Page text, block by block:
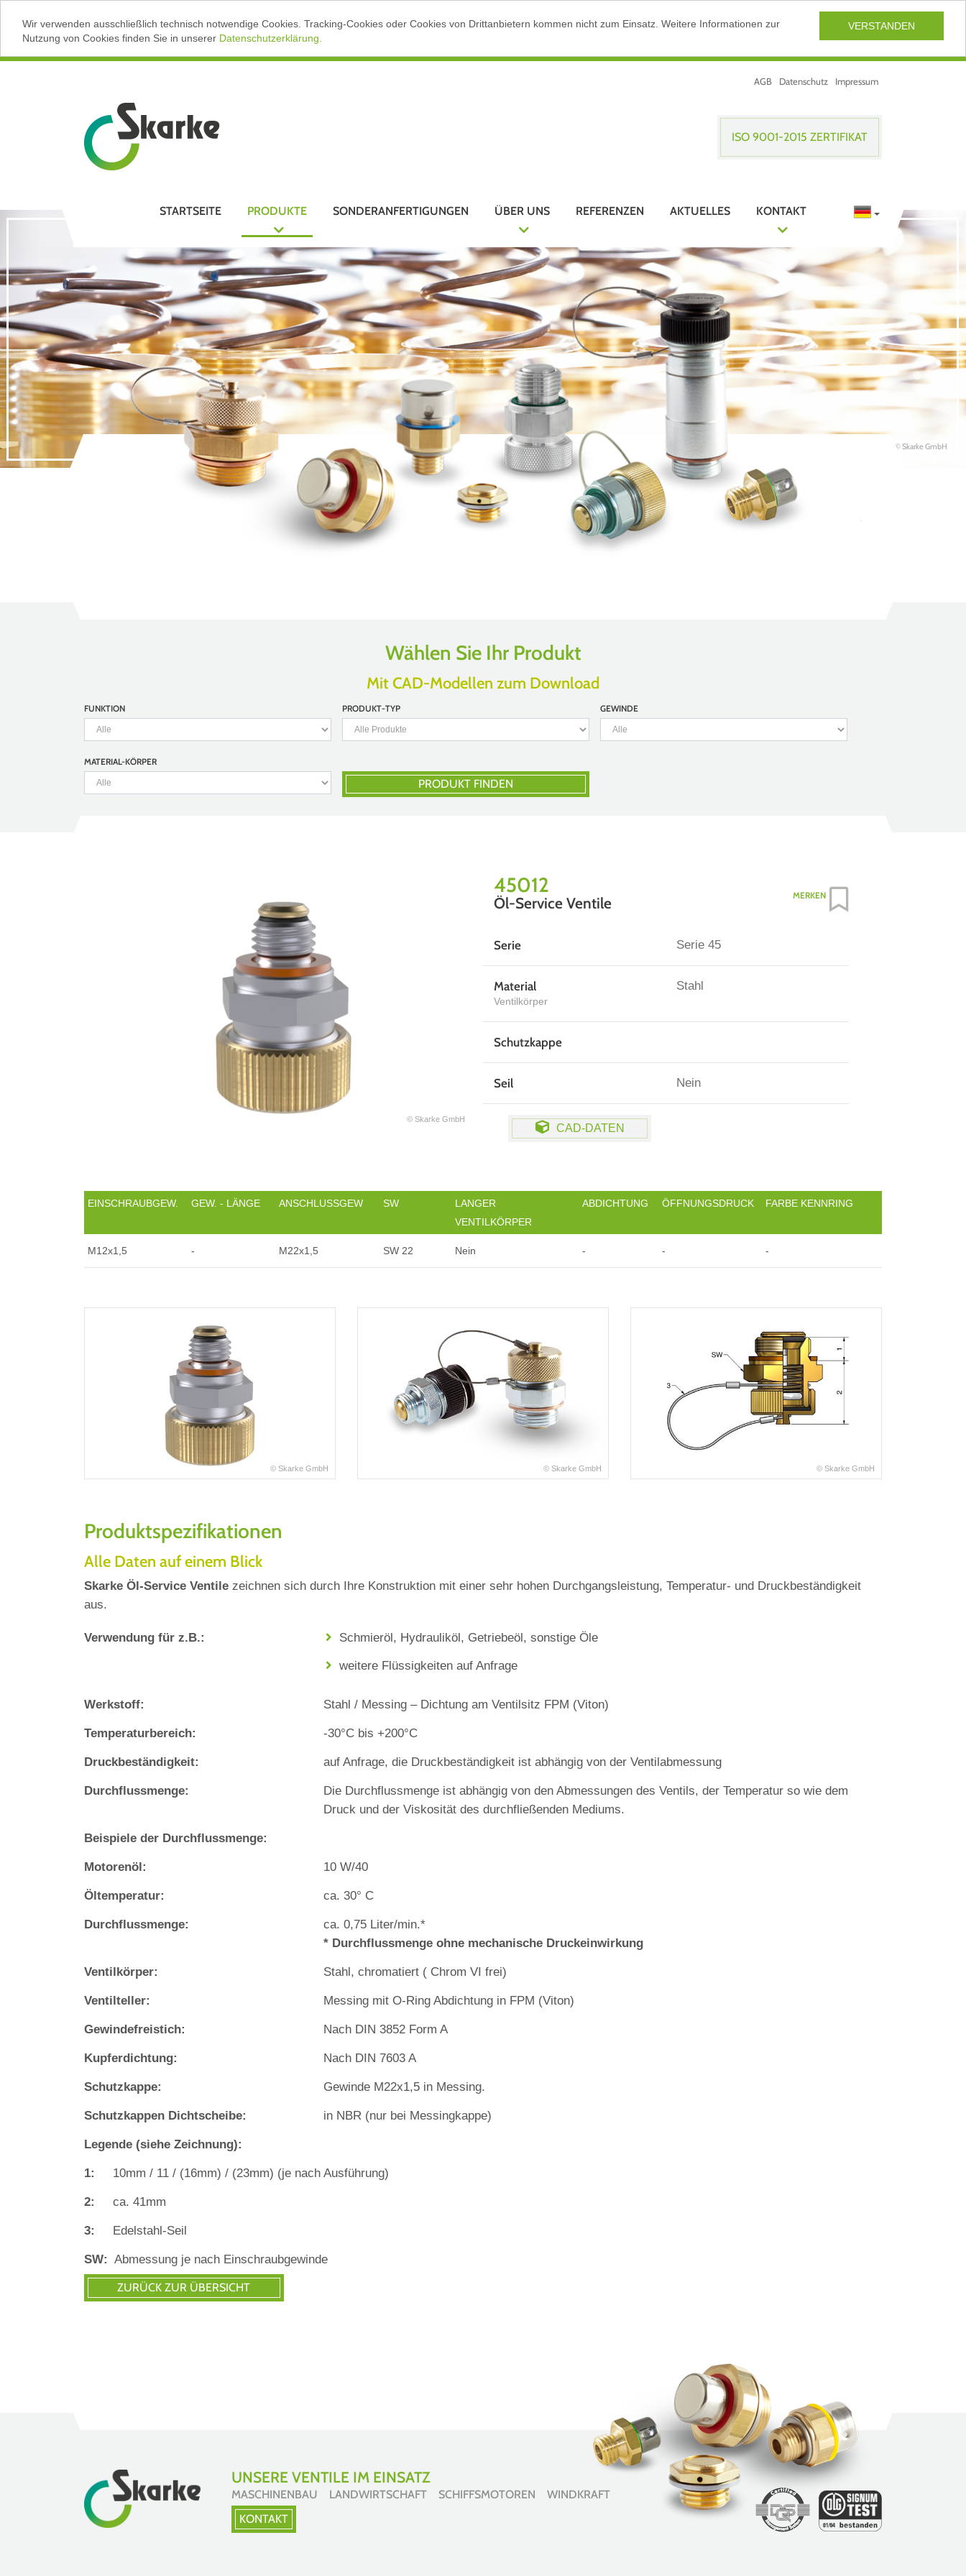
VERSTANDEN
Wir verwenden ausschließlich technisch notwendige Cookies. Tracking-Cookies oder Cookies von Drittanbietern kommen nicht zum Einsatz. Weitere Informationen zur
Nutzung von Cookies finden Sie in unserer Datenschutzerklärung.
AGB Datenschutz Impressum
ISO 9001-2015 ZERTIFIKAT
STARTSEITE PRODUKTE SONDERANFERTIGUNGEN ÜBER UNS REFERENZEN AKTUELLES KONTAKT
© Skarke GmbH
Wählen Sie Ihr Produkt
Mit CAD-Modellen zum Download
FUNKTION PRODUKT-TYP GEWINDE
MATERIAL-KÖRPER
PRODUKT FINDEN
© Skarke GmbH
45012
Öl-Service Ventile MERKEN
Serie Serie 45
Material
Ventilkörper
Stahl
Schutzkappe
Seil Nein
CAD-DATEN
EINSCHRAUBGEW. GEW. - LÄNGE ANSCHLUSSGEW SW
LANGER
VENTILKÖRPER
ABDICHTUNG ÖFFNUNGSDRUCK FARBE KENNRING
M12x1,5 - M22x1,5 SW 22 Nein - - -
© Skarke GmbH © Skarke GmbH © Skarke GmbH
Produktspezifikationen
Alle Daten auf einem Blick
Skarke Öl-Service Ventile zeichnen sich durch Ihre Konstruktion mit einer sehr hohen Durchgangsleistung, Temperatur‐ und Druckbeständigkeit
aus.
Verwendung für z.B.: Schmieröl, Hydrauliköl, Getriebeöl, sonstige Öle
weitere Flüssigkeiten auf Anfrage
Werkstoff: Stahl / Messing – Dichtung am Ventilsitz FPM (Viton)
Temperaturbereich: ‐30°C bis +200°C
Druckbeständigkeit: auf Anfrage, die Druckbeständigkeit ist abhängig von der Ventilabmessung
Durchflussmenge:
Die Durchflussmenge ist abhängig von den Abmessungen des Ventils, der Temperatur so wie dem
Druck und der Viskosität des durchfließenden Mediums.
Beispiele der Durchflussmenge:
Motorenöl: 10 W/40
Öltemperatur: ca. 30° C
Durchflussmenge:
ca. 0,75 Liter/min.*
* Durchflussmenge ohne mechanische Druckeinwirkung
Ventilkörper: Stahl, chromatiert ( Chrom VI frei)
Ventilteller: Messing mit O‐Ring Abdichtung in FPM (Viton)
Gewindefreistich: Nach DIN 3852 Form A
Kupferdichtung: Nach DIN 7603 A
Schutzkappe: Gewinde M22x1,5 in Messing.
Schutzkappen Dichtscheibe: in NBR (nur bei Messingkappe)
Legende (siehe Zeichnung):
1: 10mm / 11 / (16mm) / (23mm) (je nach Ausführung)
2: ca. 41mm
3: Edelstahl‐Seil
SW: Abmessung je nach Einschraubgewinde
UNSERE VENTILE IM EINSATZ
MASCHINENBAU LANDWIRTSCHAFT SCHIFFSMOTOREN WINDKRAFT
KONTAKT